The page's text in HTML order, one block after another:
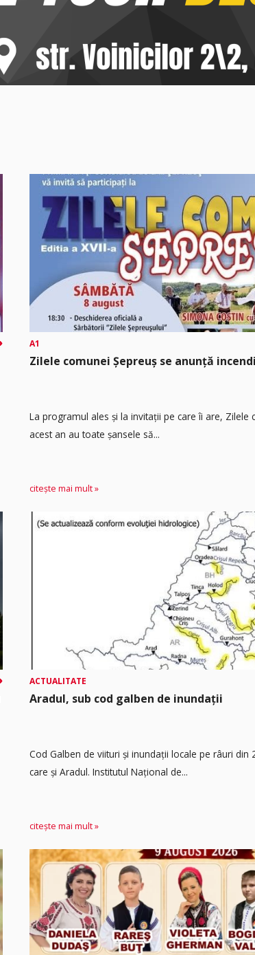
A1
Zilele comunei Șepreuș se anunță
La programul ales și la invitații pe care îi are, Zilele
acest an au toate șansele să...
citește mai mult »
ACTUALITATE
Aradul, sub cod galben de inundații
Cod Galben de viituri și inundații locale pe râuri din
care și Aradul. Institutul Național de...
citește mai mult »